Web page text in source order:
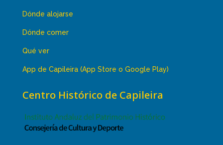
Dónde alojarse
Dónde comer
Qué ver
App de Capileira (App Store o Google Play)
Centro Histórico de Capileira